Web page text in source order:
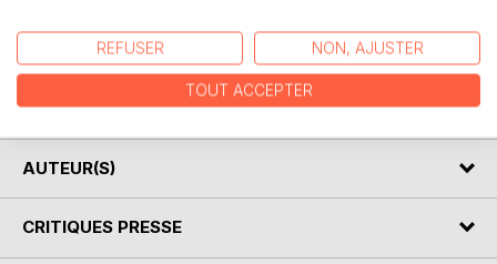
ses pieds, engoncés dans ses bottes, qui lui serraient
cruellement les orteils. Elle avait quitté le domicile à la nuit
tombée lorsqu'elle avait été certaine que ses parents
s'étaient endormi.
AUTEUR(S)
CRITIQUES PRESSE
REFUSER NON, AJUSTER
TOUT ACCEPTER